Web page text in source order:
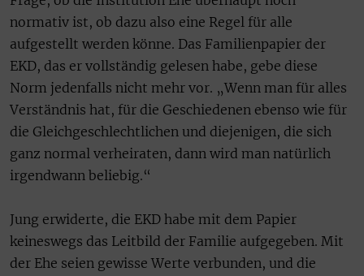
normativ ist, ob dazu also eine Regel für alle
aufgestellt werden könne. Das Familienpapier der
EKD, das er vollständig gelesen habe, gebe diese
Norm jedenfalls nicht mehr vor. „Wenn man für alles
Verständnis hat, für die Geschiedenen ebenso wie für
die Gleichgeschlechtlichen und diejenigen, die sich
ganz normal verheiraten, dann wird man natürlich
irgendwann beliebig.“
Jung erwiderte, die EKD habe mit dem Papier
keineswegs das Leitbild der Familie aufgegeben. Mit
der Ehe seien gewisse Werte verbunden, und die